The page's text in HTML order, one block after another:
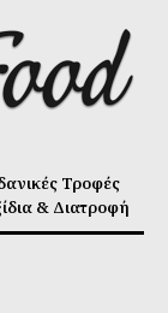
Τροφές
& Διατροφή